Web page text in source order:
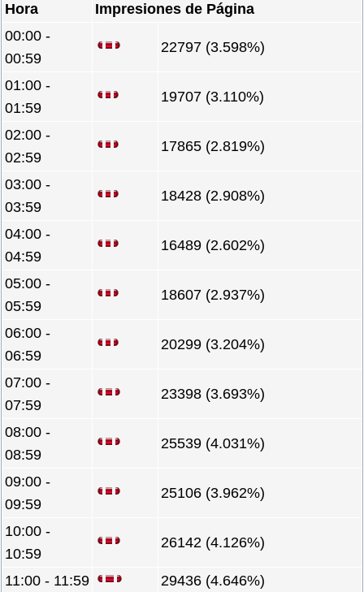
Hora
Impresiones de Página
00:00 -
00:59
22797 (3.598%)
01:00 -
01:59
19707 (3.110%)
02:00 -
02:59
17865 (2.819%)
03:00 -
03:59
18428 (2.908%)
04:00 -
04:59
16489 (2.602%)
05:00 -
05:59
18607 (2.937%)
06:00 -
06:59
20299 (3.204%)
07:00 -
07:59
23398 (3.693%)
08:00 -
08:59
25539 (4.031%)
09:00 -
09:59
25106 (3.962%)
10:00 -
10:59
26142 (4.126%)
11:00 - 11:59
29436 (4.646%)